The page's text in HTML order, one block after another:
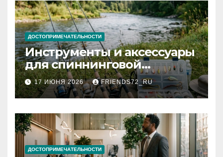
ДОСТОПРИМЕЧАТЕЛЬНОСТИ
Инструменты и аксессуары
для спиннинговой
рыбалки: назначение и
типы
17 ИЮНЯ 2026 FRIENDS72_RU
ДОСТОПРИМЕЧАТЕЛЬНОСТИ